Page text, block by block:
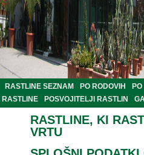
RASTLINE SEZNAM PO RODOVIH
RASTLINE
POSVOJITELJI RASTLIN
RASTLINE, KI
VRTU